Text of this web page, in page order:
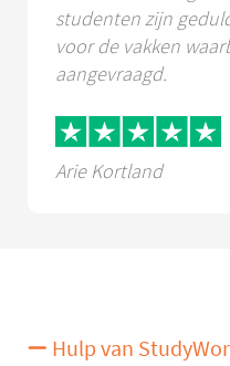
studenten zijn
voor de vakken
aangevraagd.
Arie Kortland
Hulp van